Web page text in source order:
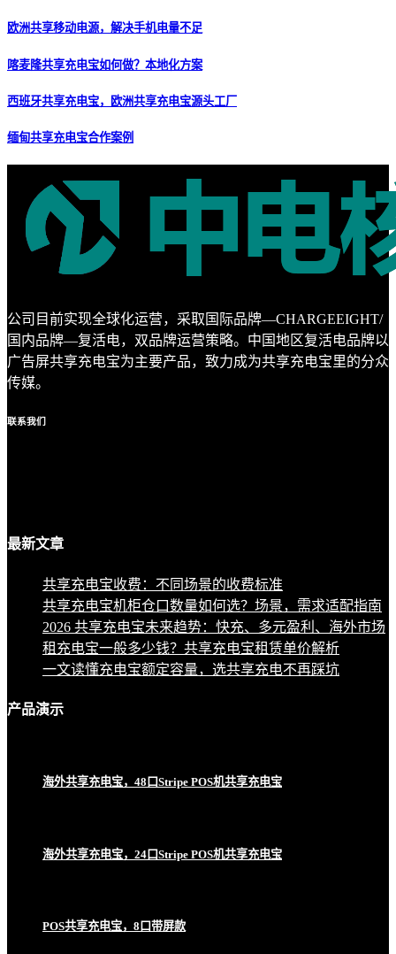
欧洲共享移动电源，解决手机电量不足
喀麦隆共享充电宝如何做？本地化方案
西班牙共享充电宝，欧洲共享充电宝源头工厂
缅甸共享充电宝合作案例
公司目前实现全球化运营，采取国际品牌—CHARGEEIGHT/
国内品牌—复活电，双品牌运营策略。中国地区复活电品牌以
广告屏共享充电宝为主要产品，致力成为共享充电宝里的分众
传媒。
联系我们
最新文章
共享充电宝收费：不同场景的收费标准
共享充电宝机柜仓口数量如何选？场景，需求适配指南
2026 共享充电宝未来趋势：快充、多元盈利、海外市场
租充电宝一般多少钱？共享充电宝租赁单价解析
一文读懂充电宝额定容量，选共享充电不再踩坑
产品演示
海外共享充电宝，48口Stripe POS机共享充电宝
海外共享充电宝，24口Stripe POS机共享充电宝
POS共享充电宝，8口带屏款